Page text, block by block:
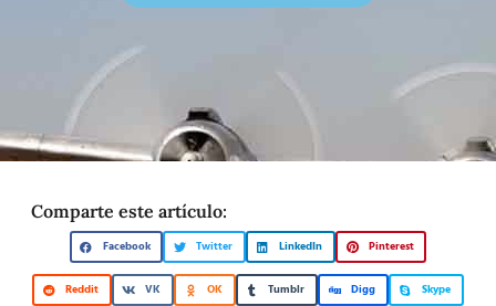
Comparte este artículo:
Facebook Twitter LinkedIn Pinterest
Reddit VK OK Tumblr Digg Skype